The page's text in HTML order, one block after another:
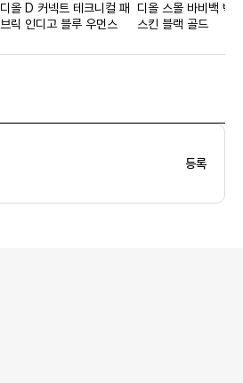
디올 D 커넥트 테크니컬 패
브릭 인디고 블루 우먼스
디올 스몰 바비백 박
스킨 블랙 골드
등록